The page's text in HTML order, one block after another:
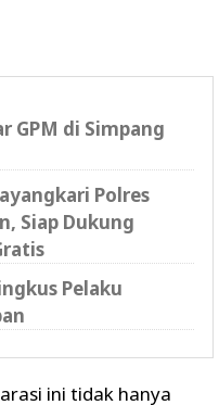
GPM di Simpang
Polres
Siap Dukung
Pelaku
ini tidak hanya